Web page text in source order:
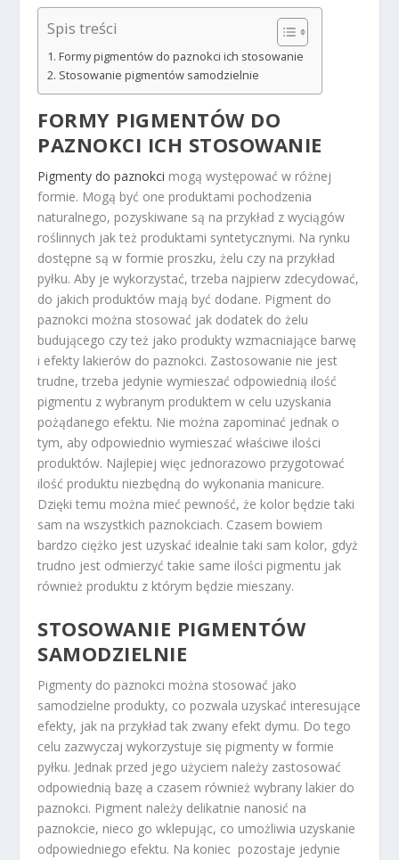
Spis treści
Formy pigmentów do paznokci ich stosowanie
Stosowanie pigmentów samodzielnie
FORMY PIGMENTÓW DO
PAZNOKCI ICH STOSOWANIE
Pigmenty do paznokci mogą występować w różnej
formie. Mogą być one produktami pochodzenia
naturalnego, pozyskiwane są na przykład z wyciągów
roślinnych jak też produktami syntetycznymi. Na rynku
dostępne są w formie proszku, żelu czy na przykład
pyłku. Aby je wykorzystać, trzeba najpierw zdecydować,
do jakich produktów mają być dodane. Pigment do
paznokci można stosować jak dodatek do żelu
budującego czy też jako produkty wzmacniające barwę
i efekty lakierów do paznokci. Zastosowanie nie jest
trudne, trzeba jedynie wymieszać odpowiednią ilość
pigmentu z wybranym produktem w celu uzyskania
pożądanego efektu. Nie można zapominać jednak o
tym, aby odpowiednio wymieszać właściwe ilości
produktów. Najlepiej więc jednorazowo przygotować
ilość produktu niezbędną do wykonania manicure.
Dzięki temu można mieć pewność, że kolor będzie taki
sam na wszystkich paznokciach. Czasem bowiem
bardzo ciężko jest uzyskać idealnie taki sam kolor, gdyż
trudno jest odmierzyć takie same ilości pigmentu jak
również produktu z którym będzie mieszany.
STOSOWANIE PIGMENTÓW
SAMODZIELNIE
Pigmenty do paznokci można stosować jako
samodzielne produkty, co pozwala uzyskać interesujące
efekty, jak na przykład tak zwany efekt dymu. Do tego
celu zazwyczaj wykorzystuje się pigmenty w formie
pyłku. Jednak przed jego użyciem należy zastosować
odpowiednią bazę a czasem również wybrany lakier do
paznokci. Pigment należy delikatnie nanosić na
paznokcie, nieco go wklepując, co umożliwia uzyskanie
odpowiedniego efektu. Na koniec pozostaje jedynie